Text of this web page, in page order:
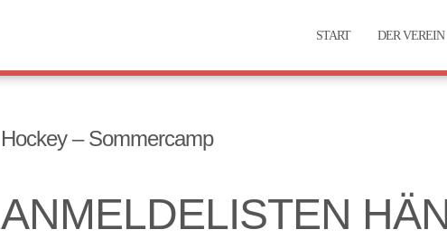
START DER VEREIN
Hockey – Sommercamp
ANMELDELISTEN